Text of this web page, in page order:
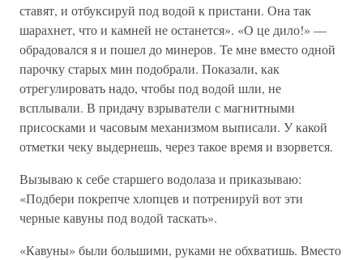
ставят, и отбуксируй под водой к пристани. Она так
шарахнет, что и камней не останется». «О це дило!» —
обрадовался я и пошел до минеров. Те мне вместо одной
парочку старых мин подобрали. Показали, как
отрегулировать надо, чтобы под водой шли, не
всплывали. В придачу взрыватели с магнитными
присосками и часовым механизмом выписали. У какой
отметки чеку выдернешь, через такое время и взорвется.
Вызываю к себе старшего водолаза и приказываю:
«Подбери покрепче хлопцев и потренируй вот эти
черные кавуны под водой таскать».
«Кавуны» были большими, руками не обхватишь. Вместо